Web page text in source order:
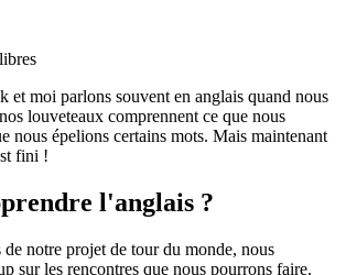
et moi parlons souvent en anglais quand nous
louveteaux comprennent ce que nous
nous épelions certains mots. Mais maintenant
fini !
l'anglais ?
notre projet de tour du monde, nous
sur les rencontres que nous pourrons faire.